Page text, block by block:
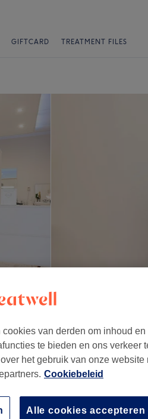
GIFTCARD TREATMENT FILES
Gebruik de
er tal van
van derden om inhoud en
te bieden en ons verkeer
het gebruik van onze website
Cookiebeleid
Alle cookies accepteren